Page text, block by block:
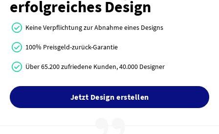
erfolgreiches Design
Keine Verpflichtung zur Abnahme eines Designs
100% Preisgeld-zurück-Garantie
Über 65.200 zufriedene Kunden, 40.000 Designer
Jetzt Design erstellen